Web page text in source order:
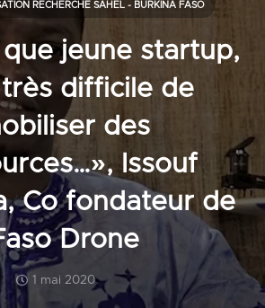
jeune startup,
difficile de
des
Issouf
Co fondateur de
Drone
1 mai 2020
RECHERCHE SAHEL - BURKINA FASO